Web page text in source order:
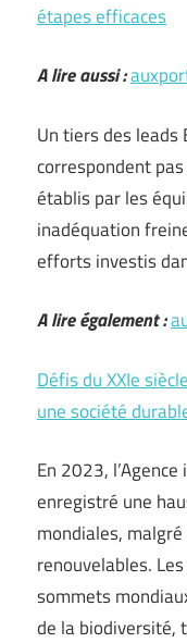
étapes efficaces
A lire aussi :
Un tiers des leads
correspondent
établis par les
inadéquation
efforts investis
A lire également :
Défis du XXIe
une société
En 2023,
enregistré une
mondiales,
renouvelables.
sommets
de la biodiversité,